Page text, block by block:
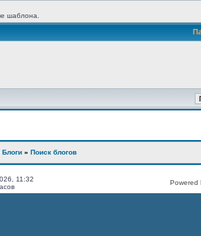
шаблона.
Блоги » Поиск блогов
11:32
Powered